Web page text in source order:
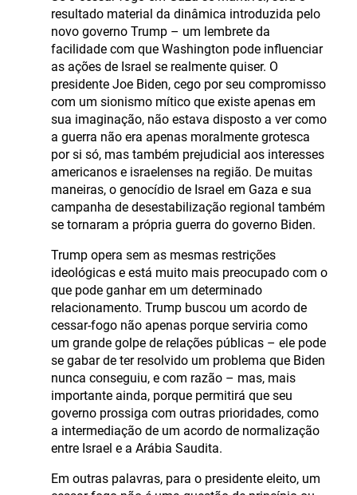
resultado material da dinâmica introduzida pelo
novo governo Trump – um lembrete da
facilidade com que Washington pode influenciar
as ações de Israel se realmente quiser. O
presidente Joe Biden, cego por seu compromisso
com um sionismo mítico que existe apenas em
sua imaginação, não estava disposto a ver como
a guerra não era apenas moralmente grotesca
por si só, mas também prejudicial aos interesses
americanos e israelenses na região. De muitas
maneiras, o genocídio de Israel em Gaza e sua
campanha de desestabilização regional também
se tornaram a própria guerra do governo Biden.
Trump opera sem as mesmas restrições
ideológicas e está muito mais preocupado com o
que pode ganhar em um determinado
relacionamento. Trump buscou um acordo de
cessar-fogo não apenas porque serviria como
um grande golpe de relações públicas – ele pode
se gabar de ter resolvido um problema que Biden
nunca conseguiu, e com razão – mas, mais
importante ainda, porque permitirá que seu
governo prossiga com outras prioridades, como
a intermediação de um acordo de normalização
entre Israel e a Arábia Saudita.
Em outras palavras, para o presidente eleito, um